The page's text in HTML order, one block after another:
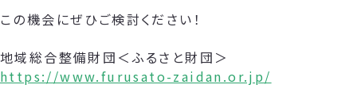
この機会にぜひご検討ください！
地域総合整備財団＜ふるさと財団＞
https://www.furusato-zaidan.or.jp/